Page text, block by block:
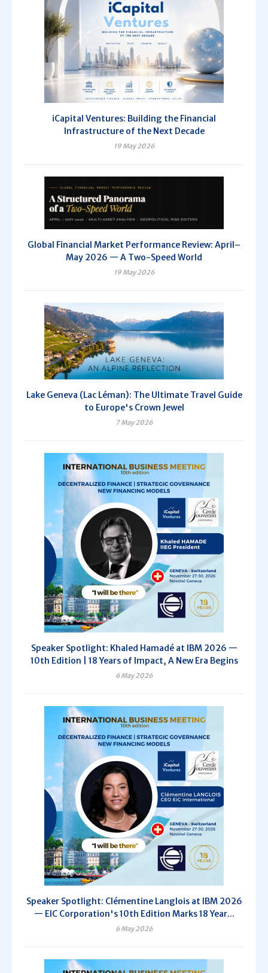
iCapital Ventures: Building the Financial
Infrastructure of the Next Decade
19 May 2026
Global Financial Market Performance Review: April–
May 2026 — A Two-Speed World
19 May 2026
Lake Geneva (Lac Léman): The Ultimate Travel Guide
to Europe's Crown Jewel
7 May 2026
Speaker Spotlight: Khaled Hamadé at IBM 2026 —
10th Edition | 18 Years of Impact, A New Era Begins
6 May 2026
Speaker Spotlight: Clémentine Langlois at IBM 2026
— EIC Corporation's 10th Edition Marks 18 Year...
6 May 2026